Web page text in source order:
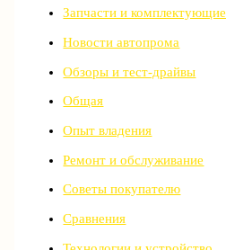
Запчасти и комплектующие
Новости автопрома
Обзоры и тест-драйвы
Общая
Опыт владения
Ремонт и обслуживание
Советы покупателю
Сравнения